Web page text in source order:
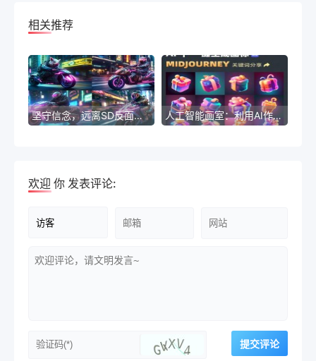
相关推荐
坚守信念，远离SD反面提示词模板的法外之地 人工智能画室：利用AI作图在虚拟场景中进行绘画创作
欢迎 你 发表评论: